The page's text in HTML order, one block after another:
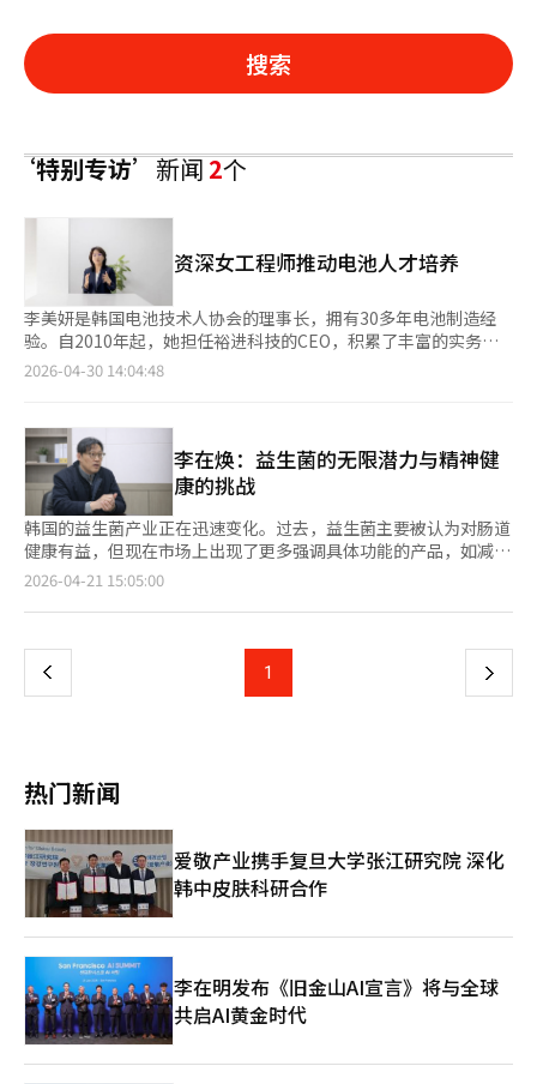
搜索
‘特别专访’新闻2个
资深女工程师推动电池人才培养
李美妍是韩国电池技术人协会的理事长，拥有30多年电池制造经
验。自2010年起，她担任裕进科技的CEO，积累了丰富的实务经
验。李美妍1976年出生，毕业于忠清大学机械设计系，随后在中
营。裕进科技生产电池组装工艺的关键部件，市场占有率达60%。
作为协会理事长，她致力于培养电池和电动车产业的技术人才。协
会通过电池性能评估、诊断和安全教育，已培养出1200多名专业
人才，并与50多家机构建立了合作网络。李美妍强调，电池技术和
设备在快速发展，但熟练掌握这些技术的人才仍然不足。她指出，
产业竞争力最终取决于理解现场的人，而非技术本身。协会正专注
于培养能够安全操作电池并基于数据做出判断的实务型技术人才。
李美妍表示，未来市场竞争力将由具备电池安全和火灾应对能力的
人才决定，协会将努力建立一个让技术人员发挥核心作用的生态系
2026-04-30 14:04:48
李在焕：益生菌的无限潜力与精神健
康的挑战
韩国的益生菌产业正在迅速变化。过去，益生菌主要被认为对肠道
健康有益，但现在市场上出现了更多强调具体功能的产品，如减少
体脂、增强免疫力和改善皮肤。hy中央研究所作为引领这一变化的
大的研究基地之一。hy中央研究所成立于1976年，是韩国食品行
在接受采访时表示，益生菌研究领域仍然广阔，未来产业结构将围
核心竞争力吗？“菌株是长期积累的资产。我们通过国际会议和实
地考察收集传统发酵乳制品和人体样本，建立了庞大的菌株库，并
不断验证其功能性。”-益生菌市场的变化趋势如何？“目前，健
康功能食品市场规模约为6万亿韩元，其中益生菌占8000亿至9000
亿韩元。市场从单一的肠道健康功能转向多功能产品，销售渠道也
从传统的上门销售扩展到线上和网红推广。”-hy的益生菌技术有
何独特之处？“我们从菌株发现到产品生产全程自主完成，确保质
量和功能性。我们拥有5100多种菌株，能够持续开发新功能菌
株。”-消费者如何选择优质益生菌？“查看菌株的‘菌株编
号’。例如，‘HY7017’表示该菌株已通过功能性和安全性验
证。hy产品提供相关信息和二维码，方便消费者了解菌株研究数
据。”-为何扩大原料B2B业务？“健康功能食品市场竞争激烈，
仅靠自有产品难以扩展。通过向外部企业供应原料，可以通过多品
2026-04-21 15:05:00
上
页
1 下
热门新闻
爱敬产业携手复旦大学张江研究院 深化
韩中皮肤科研合作
李在明发布《旧金山AI宣言》将与全球
共启AI黄金时代